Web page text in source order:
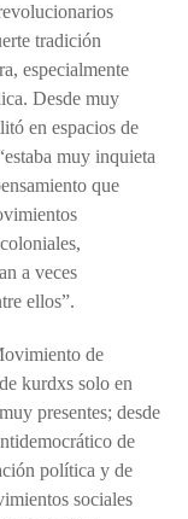
tradición
especialmente
Desde muy
en espacios de
muy inquieta
que
a veces
ellos”.
de
kurdxs solo en
presentes; desde
de
política y de
sociales